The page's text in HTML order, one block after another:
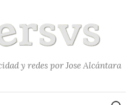
y redes por Jose Alcántara